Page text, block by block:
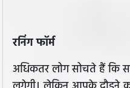
रनिंग फॉर्म
अधिकतर लोग सोचते हैं कि